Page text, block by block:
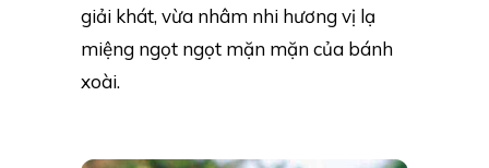
giải khát, vừa nhâm nhi hương vị lạ
miệng ngọt ngọt mặn mặn của bánh
xoài.